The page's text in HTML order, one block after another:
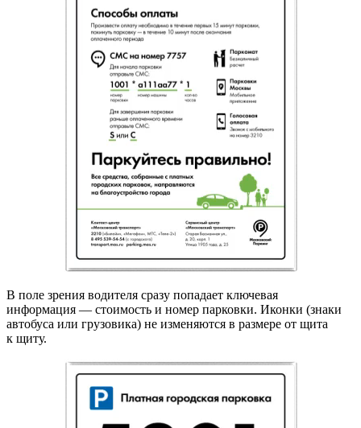
В поле зрения водителя сразу попадает ключевая
информация — стоимость и номер парковки. Иконки (знаки
автобуса или грузовика) не изменяются в размере от щита
к щиту.